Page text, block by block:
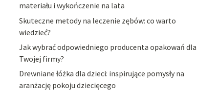
materiału i wykończenie na lata
Skuteczne metody na leczenie zębów: co warto
wiedzieć?
Jak wybrać odpowiedniego producenta opakowań dla
Twojej firmy?
Drewniane łóżka dla dzieci: inspirujące pomysły na
aranżację pokoju dziecięcego